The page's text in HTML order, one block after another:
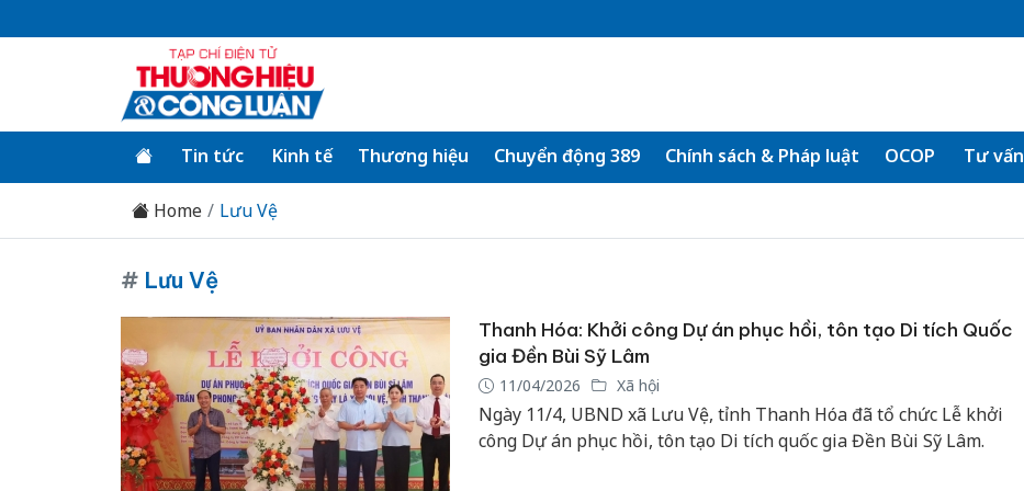
Tin tức Kinh tế Thương hiệu Chuyển động 389 Chính sách & Pháp luật OCOP Tư vấn
Home Lưu Vệ
# Lưu Vệ
Thanh Hóa: Khởi công Dự án phục hồi, tôn tạo Di tích Quốc
gia Đền Bùi Sỹ Lâm
11/04/2026 Xã hội
Ngày 11/4, UBND xã Lưu Vệ, tỉnh Thanh Hóa đã tổ chức Lễ khởi
công Dự án phục hồi, tôn tạo Di tích quốc gia Đền Bùi Sỹ Lâm.